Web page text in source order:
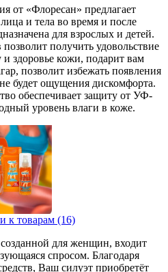
от «Флоресан» предлагает
и тела во время и после
для взрослых и детей.
получить удовольствие
и здоровье кожи, подарит вам
позволит избежать появления
будет ощущения дискомфорта.
обеспечивает защиту от УФ-
уровень влаги в коже.
к товарам (16)
для женщин, входит
спросом. Благодаря
Ваш силуэт приобретёт